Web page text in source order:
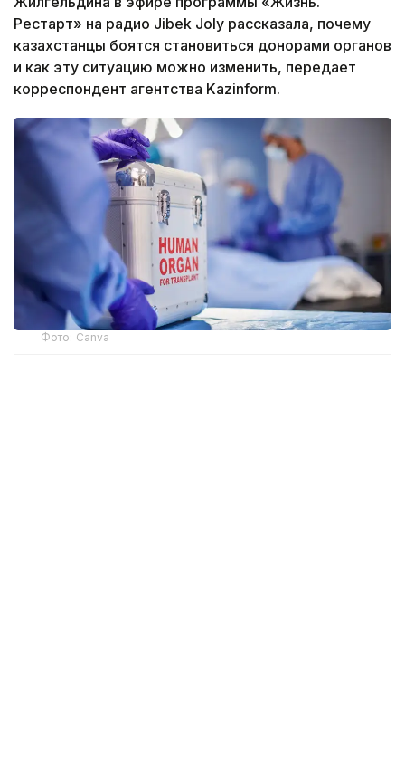
Рестарт» на радио Jibek Joly рассказала, почему
казахстанцы боятся становиться донорами органов
и как эту ситуацию можно изменить, передает
корреспондент агентства Kazinform.
Фото: Canva